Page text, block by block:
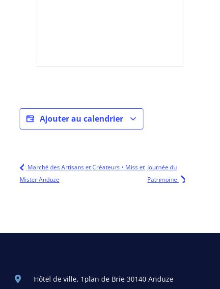
Ajouter au calendrier
Marché des Artisans et Créateurs • Miss et
Mister Anduze
Journée du
Patrimoine
Hôtel de ville, 1plan de Brie 30140 Anduze